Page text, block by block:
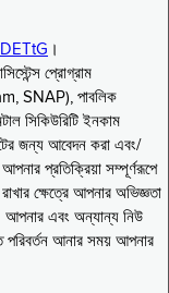
।
প্রোগ্রাম
SNAP), পাবলিক
সিকিউরিটি ইনকাম
জন্য আবেদন করা এবং/
প্রতিক্রিয়া সম্পূর্ণরূপে
ক্ষেত্রে আপনার অভিজ্ঞতা
আপনার এবং অন্যান্য নিউ
পরিবর্তন আনার সময় আপনার